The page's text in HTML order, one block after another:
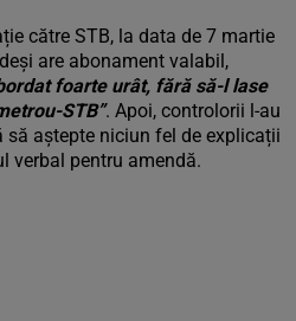
către STB, la data de 7 martie
are abonament valabil,
foarte urât, fără să-l lase
STB”. Apoi, controlorii l-au
aștepte niciun fel de explicații
verbal pentru amendă.